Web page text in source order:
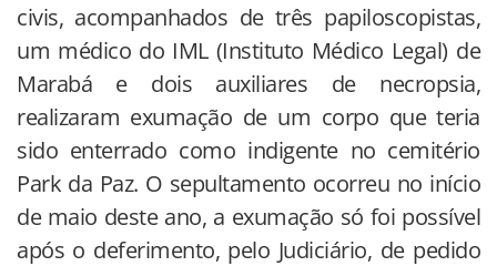
civis, acompanhados de três papiloscopistas,
um médico do IML (Instituto Médico Legal) de
Marabá e dois auxiliares de necropsia,
realizaram exumação de um corpo que teria
sido enterrado como indigente no cemitério
Park da Paz. O sepultamento ocorreu no início
de maio deste ano, a exumação só foi possível
após o deferimento, pelo Judiciário, de pedido